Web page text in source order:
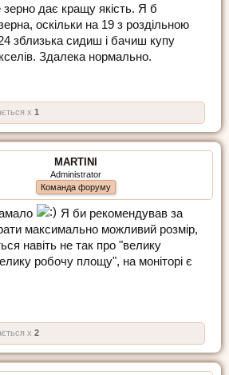
дає кращу якість. Я б
оскільки на 19 з роздільною
зблизька сидиш і бачиш купу
Здалека нормально.
x 1
MARTINI
Administrator
Команда форуму
Я би рекомендував за
максимально можливий розмір,
навіть не так про "велику
робочу площу", на моніторі є
x 2